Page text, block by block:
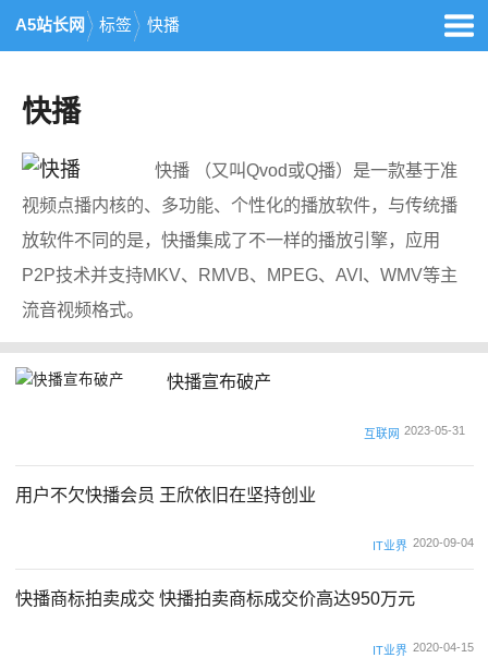
A5站长网 标签 快播
快播
快播 （又叫Qvod或Q播）是一款基于准
视频点播内核的、多功能、个性化的播放软件，与传统播
放软件不同的是，快播集成了不一样的播放引擎，应用
P2P技术并支持MKV、RMVB、MPEG、AVI、WMV等主
流音视频格式。
快播宣布破产
互联网 2023-05-31
用户不欠快播会员 王欣依旧在坚持创业
IT业界 2020-09-04
快播商标拍卖成交 快播拍卖商标成交价高达950万元
IT业界 2020-04-15